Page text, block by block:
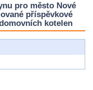
pro město Nové
příspěvkové
kotelen